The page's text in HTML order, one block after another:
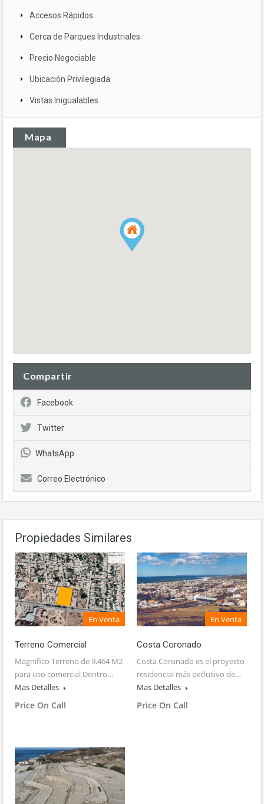
Accesos Rápidos
Cerca de Parques Industriales
Precio Negociable
Ubicación Privilegiada
Vistas Inigualables
Mapa
Compartir
Facebook
Twitter
WhatsApp
Correo Electrónico
Propiedades Similares
En Venta
Terreno Comercial
Magnifico Terreno de 9,464 M2
para uso comercial Dentro…
Mas Detalles
Price On Call
En Venta
Costa Coronado
Costa Coronado es el proyecto
residencial más exclusivo de…
Mas Detalles
Price On Call